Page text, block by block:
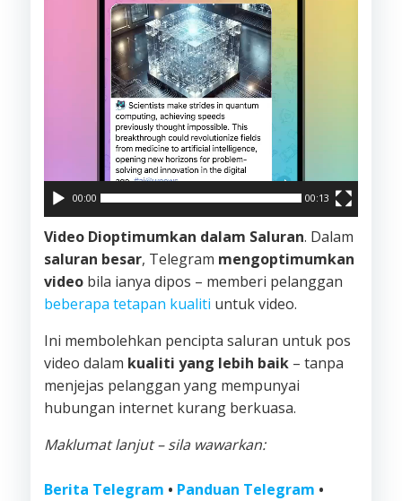
00:00 00:13
Video Dioptimumkan dalam Saluran. Dalam
saluran besar, Telegram mengoptimumkan
video bila ianya dipos – memberi pelanggan
beberapa tetapan kualiti untuk video.
Ini membolehkan pencipta saluran untuk pos
video dalam kualiti yang lebih baik – tanpa
menjejas pelanggan yang mempunyai
hubungan internet kurang berkuasa.
Maklumat lanjut – sila wawarkan:
Berita Telegram • Panduan Telegram •